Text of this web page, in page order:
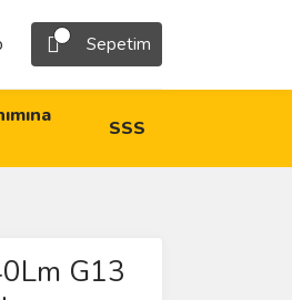
Sepetim
SSS
G13